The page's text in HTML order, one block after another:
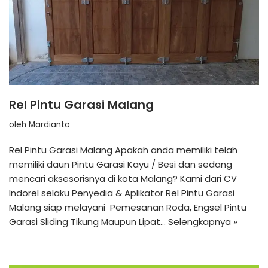
Rel Pintu Garasi Malang
oleh Mardianto
Rel Pintu Garasi Malang Apakah anda memiliki telah
memiliki daun Pintu Garasi Kayu / Besi dan sedang
mencari aksesorisnya di kota Malang? Kami dari CV
Indorel selaku Penyedia & Aplikator Rel Pintu Garasi
Malang siap melayani Pemesanan Roda, Engsel Pintu
Garasi Sliding Tikung Maupun Lipat… Selengkapnya »